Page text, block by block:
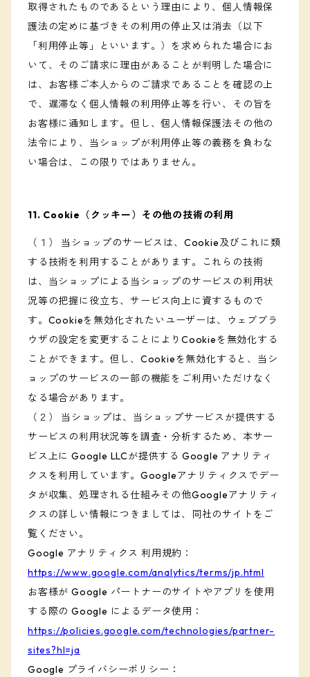
取得されたものであるという理由により、個人情報保
護法の定めに基づきその利用の停止又は消去（以下
「利用停止等」といいます。）を求められた場合にお
いて、そのご請求に理由があることが判明した場合に
は、お客様ご本人からのご請求であることを確認の上
で、遅滞なく個人情報の利用停止等を行い、その旨を
お客様に通知します。但し、個人情報保護法その他の
法令により、当ショップが利用停止等の義務を負わな
い場合は、この限りではありません。
11. Cookie（クッキー）その他の技術の利用
（１） 当ショップのサービスは、Cookie及びこれに類
する技術を利用することがあります。これらの技術
は、当ショップによる当ショップのサービスの利用状
況等の把握に役立ち、サービス向上に資するもので
す。Cookieを無効化されたいユーザーは、ウェブブラ
ウザの設定を変更することによりCookieを無効化する
ことができます。但し、Cookieを無効化すると、当シ
ョップのサービスの一部の機能をご利用いただけなく
なる場合があります。
（２） 当ショップは、当ショップサービスが提供する
サービスの利用状況等を調査・分析するため、本サー
ビス上に Google LLCが提供する Google アナリティ
クスを利用しています。Googleアナリティクスでデー
タが収集、処理される仕組みその他Googleアナリティ
クスの詳しい情報につきましては、同社のサイトをご
覧ください。
Google アナリティクス 利用規約：
https://www.google.com/analytics/terms/jp.html
お客様が Google パートナーのサイトやアプリを使用
する際の Google によるデータ使用：
https://policies.google.com/technologies/partner-
sites?hl=ja
Google プライバシーポリシー：